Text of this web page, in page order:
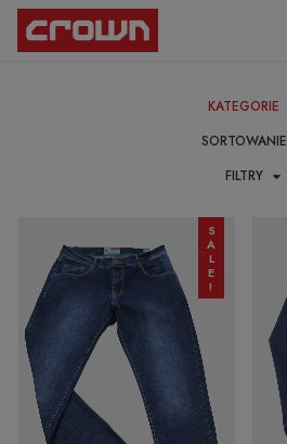
PROMOCJE
SKLEP
INFORMACJE
KATEGORIE
SORTOWANIE
FILTRY
SALE!